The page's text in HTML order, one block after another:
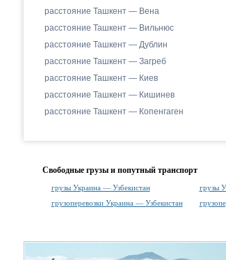
расстояние Ташкент — Вена
расстояние Ташкент — Вильнюс
расстояние Ташкент — Дублин
расстояние Ташкент — Загреб
расстояние Ташкент — Киев
расстояние Ташкент — Кишинев
расстояние Ташкент — Копенгаген
Свободные грузы и попутный транспорт
грузы Украина — Узбекистан грузы
грузоперевозки Украина — Узбекистан